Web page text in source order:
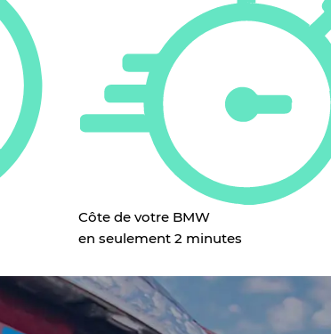
Côte de votre BMW
en seulement 2 minutes